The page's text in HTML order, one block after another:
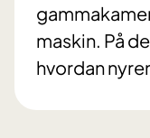
maskin. På
hvordan